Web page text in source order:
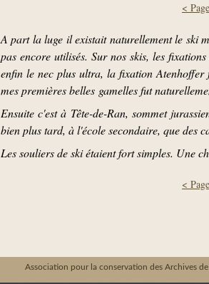
<
A part la luge il existait naturellement le ski
pas encore utilisés. Sur nos skis, les
enfin le nec plus ultra, la fixation Atenhoffer
mes premières belles gamelles fut
Ensuite c'est à Tête-de-Ran, sommet
bien plus tard, à l'école secondaire, que des
Les souliers de ski étaient fort simples. Une
<
Association pour la conservation des Archives